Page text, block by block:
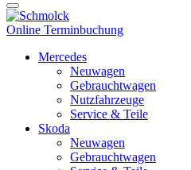
Online Terminbuchung
Mercedes
Neuwagen
Gebrauchtwagen
Nutzfahrzeuge
Service & Teile
Skoda
Neuwagen
Gebrauchtwagen